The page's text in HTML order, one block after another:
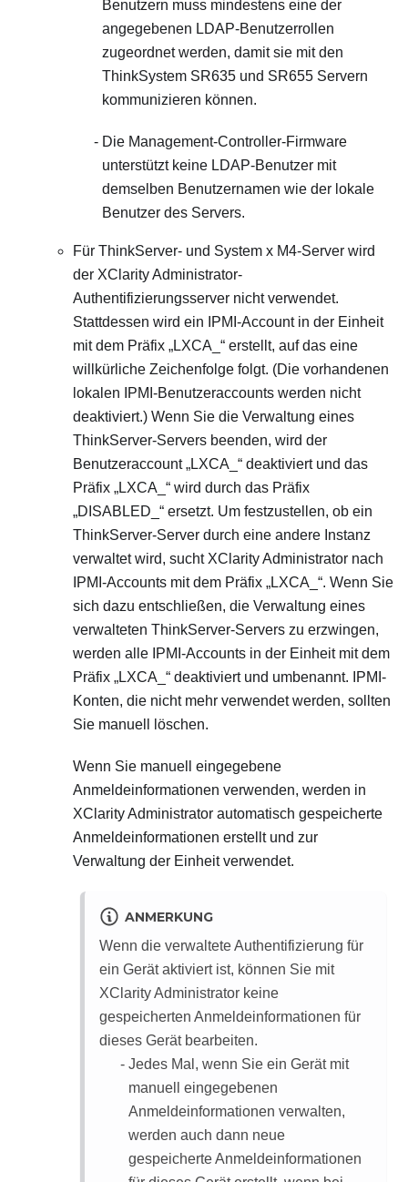
Benutzern muss mindestens eine der
angegebenen LDAP-Benutzerrollen
zugeordnet werden, damit sie mit den
ThinkSystem SR635 und SR655 Servern
kommunizieren können.
Die Management-Controller-Firmware
unterstützt keine LDAP-Benutzer mit
demselben Benutzernamen wie der lokale
Benutzer des Servers.
Für ThinkServer- und System x M4-Server wird
der XClarity Administrator-
Authentifizierungsserver nicht verwendet.
Stattdessen wird ein IPMI-Account in der Einheit
mit dem Präfix
LXCA_
erstellt, auf das eine
willkürliche Zeichenfolge folgt. (Die vorhandenen
lokalen IPMI-Benutzeraccounts werden nicht
deaktiviert.) Wenn Sie die Verwaltung eines
ThinkServer-Servers beenden, wird der
Benutzeraccount
LXCA_
deaktiviert und das
Präfix
LXCA_
wird durch das Präfix
DISABLED_
ersetzt. Um festzustellen, ob ein
ThinkServer-Server durch eine andere Instanz
verwaltet wird, sucht XClarity Administrator nach
IPMI-Accounts mit dem Präfix
LXCA_
. Wenn Sie
sich dazu entschließen, die Verwaltung eines
verwalteten ThinkServer-Servers zu erzwingen,
werden alle IPMI-Accounts in der Einheit mit dem
Präfix
LXCA_
deaktiviert und umbenannt. IPMI-
Konten, die nicht mehr verwendet werden, sollten
Sie manuell löschen.
Wenn Sie manuell eingegebene
Anmeldeinformationen verwenden, werden in
XClarity Administrator automatisch gespeicherte
Anmeldeinformationen erstellt und zur
Verwaltung der Einheit verwendet.
ANMERKUNG
Wenn die verwaltete Authentifizierung für
ein Gerät aktiviert ist, können Sie mit
XClarity Administrator keine
gespeicherten Anmeldeinformationen für
dieses Gerät bearbeiten.
Jedes Mal, wenn Sie ein Gerät mit
manuell eingegebenen
Anmeldeinformationen verwalten,
werden auch dann neue
gespeicherte Anmeldeinformationen